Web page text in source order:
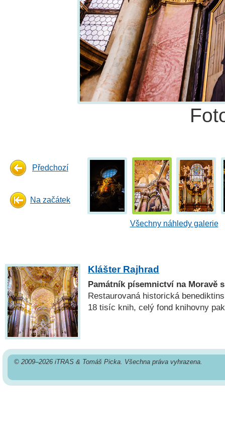
Předchozí
Na začátek
Všechny náhledy galerie
Klášter Rajhrad
Památník písemnictví na Moravě
Restaurovaná historická
18 tisíc knih, celý fond knihovny
© 2009–2026 iTRAS & Tomáš Picka. Všechna práva vyhrazena.